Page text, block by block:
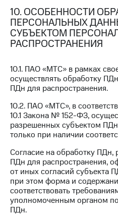
10. ОСОБЕННОСТИ
ПЕРСОНАЛЬНЫХ
СУБЪЕКТОМ
РАСПРОСТРАНЕНИЯ
10.1. ПАО «МТС» в рамках
осуществлять обработку
ПДн для распространения.
10.2. ПАО «МТС», в
10.1 Закона № 152-ФЗ,
разрешенных субъектом
только при наличии
Согласие на обработку
ПДн для распространения,
от иных согласий субъекта
при этом форма и
соответствовать
уполномоченным органом
ПДн.